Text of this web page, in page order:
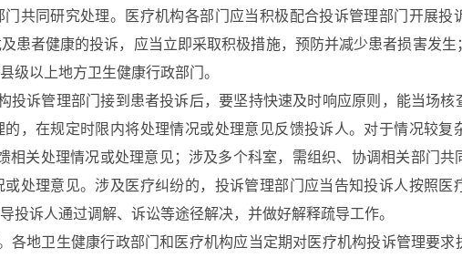
共同研究处理。
医疗机构各部门应当积极配合投诉管理部门开展投
患者健康的投诉，应当立即采取积极措施，预防并减少患者损害发
级以上地方卫生健康行政部门。
投诉管理部门接到患者投诉后，要坚持快速及时响应原则，能当场
，在规定时限内将处理情况或处理意见反馈投诉人。对于情况较复
相关处理情况或处理意见；涉及多个科室，需组织、协调相关部门共
或处理意见。涉及 医疗纠纷的，投诉管理部门应当告知投诉人按照医
投诉人通过调解、诉讼等途径解决，并做好解释疏导工作。
各地卫生健康行政部门和医疗机构应当定期对医疗机构投诉管理要